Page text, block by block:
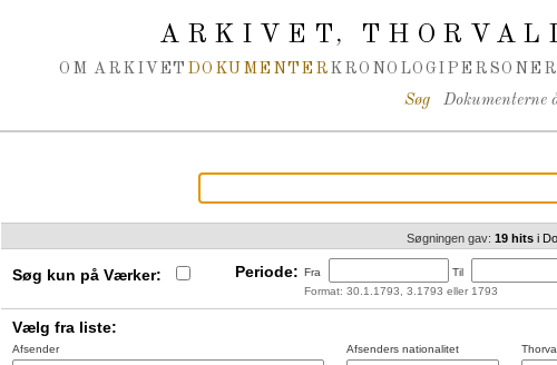
ARKIVET,
OM ARKIVET DOKUMENTER KRONOLOGI PERSONER
Søg Dokumenterne
Søgningen gav: 19 hits i
Søg kun på Værker: Periode: Fra
Til
Format: 30.1.1793, 3.1793 eller 1793
Vælg fra liste:
Afsender Afsenders nationalitet